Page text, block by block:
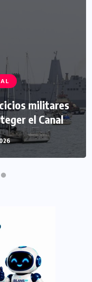
militares
el Canal